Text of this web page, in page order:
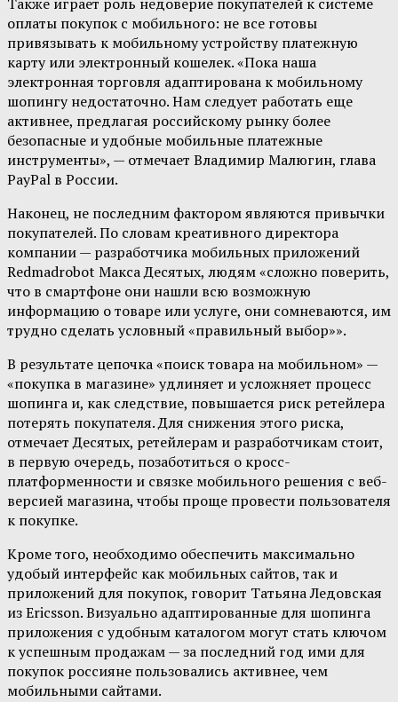
Также играет роль недоверие покупателей к системе
оплаты покупок с мобильного: не все готовы
привязывать к мобильному устройству платежную
карту или электронный кошелек. «Пока наша
электронная торговля адаптирована к мобильному
шопингу недостаточно. Нам следует работать еще
активнее, предлагая российскому рынку более
безопасные и удобные мобильные платежные
инструменты», — отмечает Владимир Малюгин, глава
PayPal в России.
Наконец, не последним фактором являются привычки
покупателей. По словам креативного директора
компании — разработчика мобильных приложений
Redmadrobot Макса Десятых, людям «сложно поверить,
что в смартфоне они нашли всю возможную
информацию о товаре или услуге, они сомневаются, им
трудно сделать условный «правильный выбор»».
В результате цепочка «поиск товара на мобильном» —
«покупка в магазине» удлиняет и усложняет процесс
шопинга и, как следствие, повышается риск ретейлера
потерять покупателя. Для снижения этого риска,
отмечает Десятых, ретейлерам и разработчикам стоит,
в первую очередь, позаботиться о кросс-
платформенности и связке мобильного решения с веб-
версией магазина, чтобы проще провести пользователя
к покупке.
Кроме того, необходимо обеспечить максимально
удобый интерфейс как мобильных сайтов, так и
приложений для покупок, говорит Татьяна Ледовская
из Ericsson. Визуально адаптированные для шопинга
приложения с удобным каталогом могут стать ключом
к успешным продажам — за последний год ими для
покупок россияне пользовались активнее, чем
мобильными сайтами.